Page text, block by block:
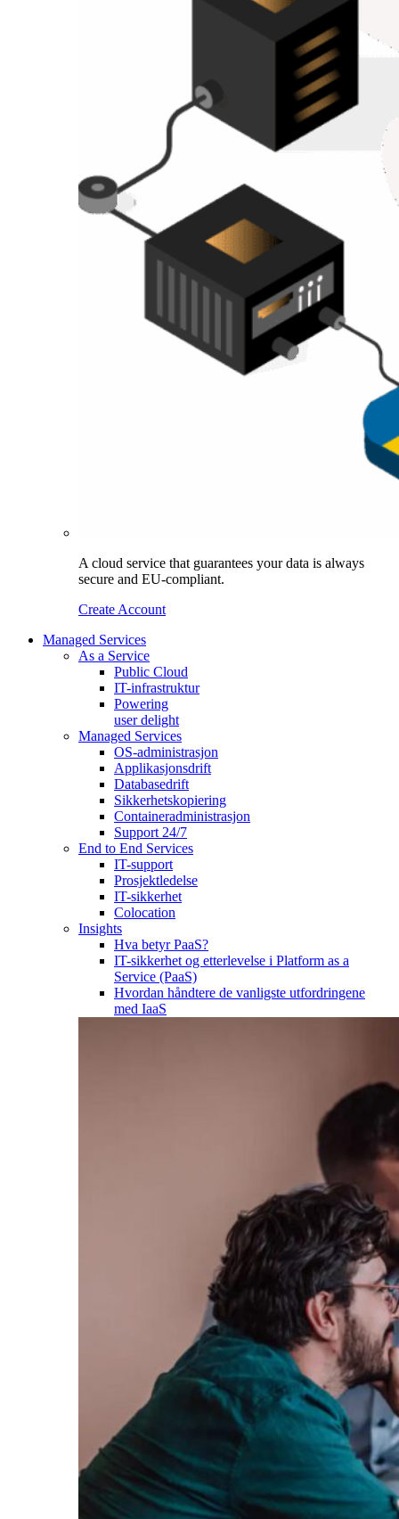
A cloud service that guarantees your data is always
secure and EU-compliant.
Create Account
Managed Services
As a Service
Public Cloud
IT-infrastruktur
Powering
user delight
Managed Services
OS‑administrasjon
Applikasjonsdrift
Databasedrift
Sikkerhetskopiering
Containeradministrasjon
Support 24/7
End to End Services
IT-support
Prosjektledelse
IT-sikkerhet
Colocation
Insights
Hva betyr PaaS?
IT-sikkerhet og etterlevelse i Platform as a
Service (PaaS)
Hvordan håndtere de vanligste utfordringene
med IaaS